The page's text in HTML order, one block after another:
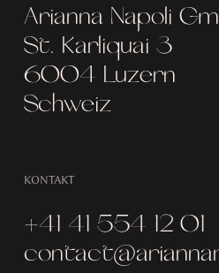
Arianna Napoli
St. Karliquai 3
6004 Luzern
Schweiz
KONTAKT
+41 41 554 12 01